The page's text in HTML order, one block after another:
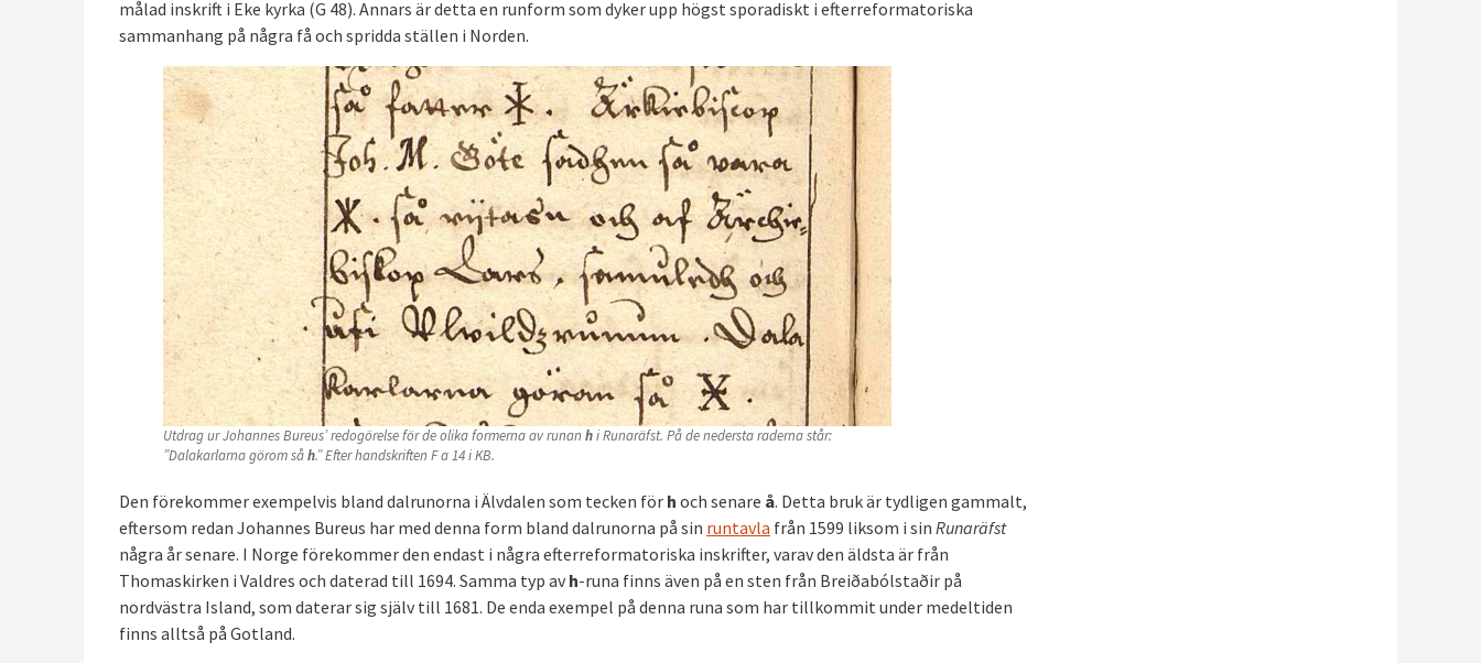
målad inskrift i Eke kyrka (G 48). Annars är detta en runform som dyker upp högst sporadiskt i efterreformatoriska
sammanhang på några få och spridda ställen i Norden.
Utdrag ur Johannes Bureus’ redogörelse för de olika formerna av runan hiRunaräfst. På de nedersta raderna står:
”Dalakarlarna görom såh.” Efter handskriften F a 14 i KB.
Den förekommer exempelvis bland dalrunorna i Älvdalen som tecken för h och senare å. Detta bruk är tydligen gammalt,
eftersom redan Johannes Bureus har med denna form bland dalrunorna på sin runtavla från 1599 liksom i sin Runaräfst
några år senare. I Norge förekommer den endast i några efterreformatoriska inskrifter, varav den äldsta är från
Thomaskirken i Valdres och daterad till 1694. Samma typ av h-runa finns även på en sten från Breiðabólstaðir på
nordvästra Island, som daterar sig själv till 1681. De enda exempel på denna runa som har tillkommit under medeltiden
finns alltså på Gotland.